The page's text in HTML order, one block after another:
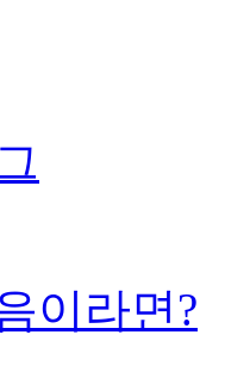
이라면?